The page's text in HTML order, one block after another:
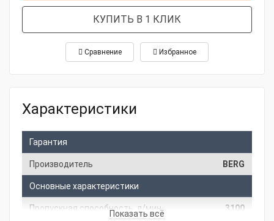
КУПИТЬ В 1 КЛИК
Сравнение Избранное
Характеристики
Гарантия
Производитель BERG
Основные характеристики
Пропускная способность, л/мин 3100
Показать всё